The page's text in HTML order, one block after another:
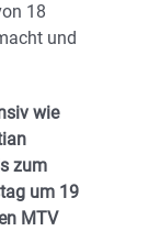
18
und
wie
zum
um 19
MTV